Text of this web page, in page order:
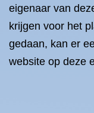
eigenaar van
krijgen voor het
gedaan, kan er
website op deze